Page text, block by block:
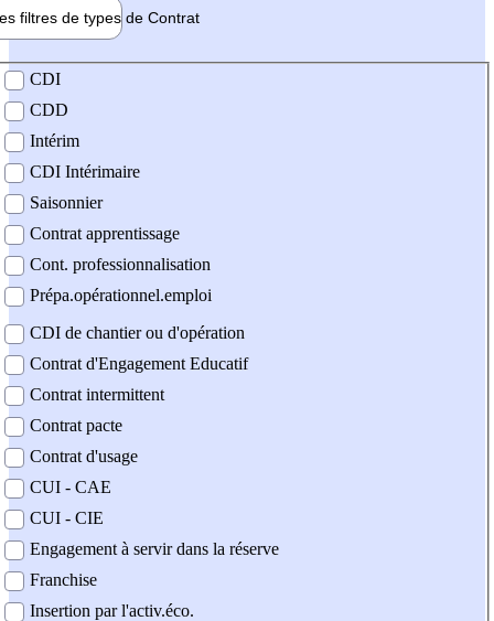
filtres de types de Contrat
contrat
CDI
CDD
Intérim
CDI Intérimaire
Saisonnier
Contrat apprentissage
Cont. professionnalisation
Prépa.opérationnel.emploi
CDI de chantier ou d'opération
Contrat d'Engagement Educatif
Contrat intermittent
Contrat pacte
Contrat d'usage
CUI - CAE
CUI - CIE
Engagement à servir dans la réserve
Franchise
Insertion par l'activ.éco.